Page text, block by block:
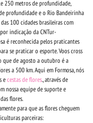
250 metros de profundidade,
profundidade e o Rio Bandeirinha
100 cidades brasileiras com
indicação da CNTur-
é reconhecida pelos praticantes
se praticar o esporte. Voos cross
que de agosto a outubro é a
a 500 km. Aqui em Formosa, nós
ecestas de flores., através de
nossa equipe de suporte e
flores.
para que as flores cheguem
parceiras: